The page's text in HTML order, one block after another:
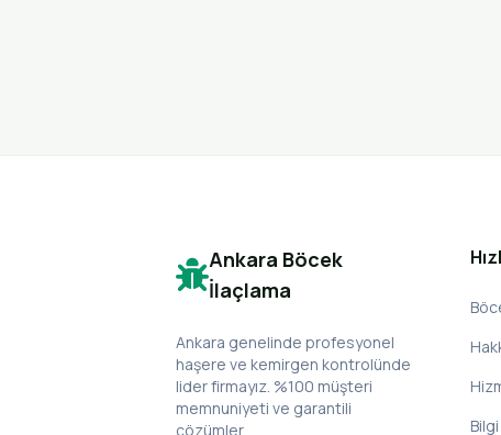
Ankara Böcek
İlaçlama
Ankara genelinde profesyonel
haşere ve kemirgen kontrolünde
lider firmayız. %100 müşteri
memnuniyeti ve garantili
çözümler.